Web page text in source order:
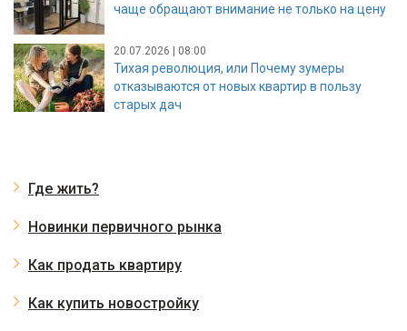
чаще обращают внимание не только на цену
20.07.2026 | 08:00
Тихая революция, или Почему зумеры
отказываются от новых квартир в пользу
старых дач
Где жить?
Новинки первичного рынка
Как продать квартиру
Как купить новостройку